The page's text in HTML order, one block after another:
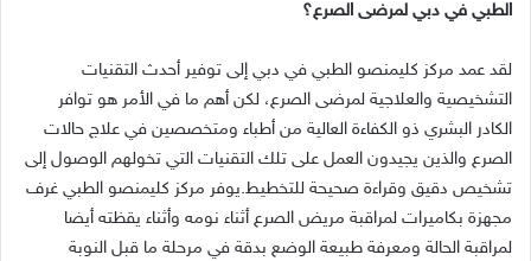
الطبي في دبي لمرضى الصرع؟
لقد عمد مركز كليمنصو الطبي في دبي إلى توفير أحدث التقنيات
التشخيصية والعلاجية لمرضى الصرع، لكن أهم ما في الأمر هو توافر
الكادر البشري ذو الكفاءة العالية من أطباء ومتخصصين في علاج حالات
الصرع والذين يجيدون العمل على تلك التقنيات التي تخولهم الوصول إلى
تشخيص دقيق وقراءة صحيحة للتخطيط.يوفر مركز كليمنصو الطبي غرف
مجهزة بكاميرات لمراقبة مريض الصرع أثناء نومه وأثناء يقظته أيضا
لمراقبة الحالة ومعرفة طبيعة الوضع بدقة في مرحلة ما قبل النوبة